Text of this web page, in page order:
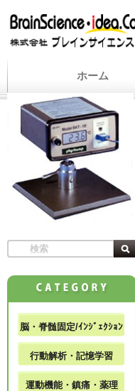
ホーム
脳・脊髄固定/ｲﾝｼﾞｪｸｼｮﾝ
行動解析・記憶学習
運動機能・鎮痛・薬理